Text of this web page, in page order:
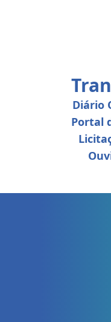
Diário
Portal